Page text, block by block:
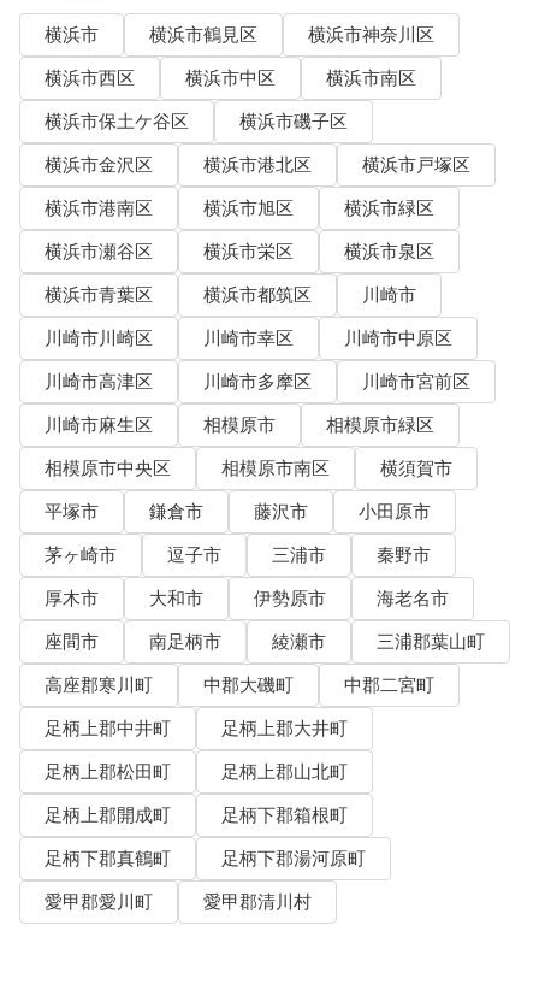
横浜市 横浜市鶴見区
横浜市神奈川区
横浜市西区
横浜市中区
横浜市南区
横浜市保土ケ谷区
横浜市磯子区
横浜市金沢区
横浜市港北区
横浜市戸塚区
横浜市港南区
横浜市旭区
横浜市緑区
横浜市瀬谷区
横浜市栄区
横浜市泉区
横浜市青葉区
横浜市都筑区
川崎市
川崎市川崎区
川崎市幸区
川崎市中原区
川崎市高津区
川崎市多摩区
川崎市宮前区
川崎市麻生区
相模原市
相模原市緑区
相模原市中央区
相模原市南区
横須賀市
平塚市
鎌倉市 藤沢市
小田原市
茅ヶ崎市
逗子市 三浦市
秦野市
厚木市
大和市 伊勢原市
海老名市
座間市
南足柄市 綾瀬市
三浦郡葉山町
高座郡寒川町
中郡大磯町
中郡二宮町
足柄上郡中井町
足柄上郡大井町
足柄上郡松田町
足柄上郡山北町
足柄上郡開成町
足柄下郡箱根町
足柄下郡真鶴町
足柄下郡湯河原町
愛甲郡愛川町
愛甲郡清川村